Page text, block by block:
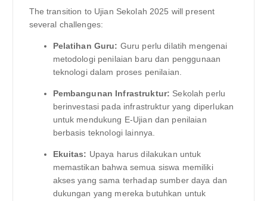
The transition to Ujian Sekolah 2025 will present
several challenges:
Pelatihan Guru: Guru perlu dilatih mengenai
metodologi penilaian baru dan penggunaan
teknologi dalam proses penilaian.
Pembangunan Infrastruktur: Sekolah perlu
berinvestasi pada infrastruktur yang diperlukan
untuk mendukung E-Ujian dan penilaian
berbasis teknologi lainnya.
Ekuitas: Upaya harus dilakukan untuk
memastikan bahwa semua siswa memiliki
akses yang sama terhadap sumber daya dan
dukungan yang mereka butuhkan untuk